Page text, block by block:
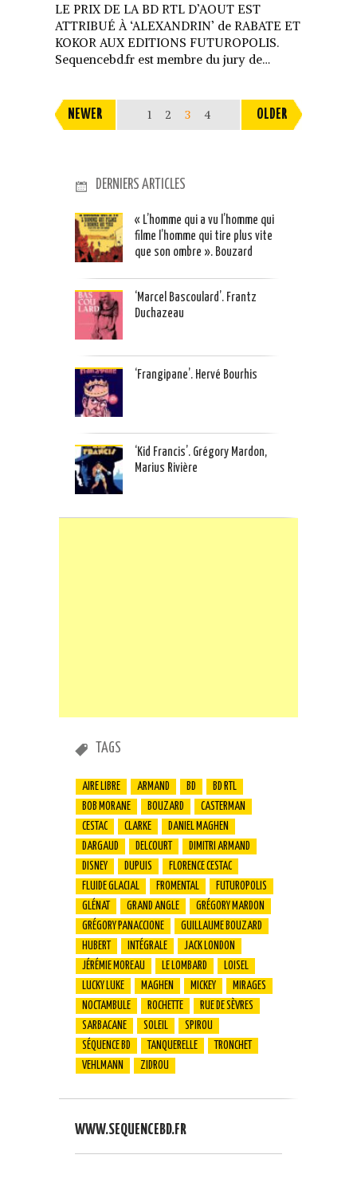
LE PRIX DE LA BD RTL D’AOUT EST
ATTRIBUÉ À ‘ALEXANDRIN’ de RABATE ET
KOKOR AUX EDITIONS FUTUROPOLIS.
Sequencebd.fr est membre du jury de…
NEWER 1 2 3 4 OLDER
DERNIERS ARTICLES
« L’homme qui a vu l’homme qui
filme l’homme qui tire plus vite
que son ombre ». Bouzard
‘Marcel Bascoulard’. Frantz
Duchazeau
‘Frangipane’. Hervé Bourhis
‘Kid Francis’. Grégory Mardon,
Marius Rivière
TAGS
AIRE LIBRE ARMAND BD
BD RTL
BOB MORANE
BOUZARD
CASTERMAN
CESTAC
CLARKE
DANIEL MAGHEN
DARGAUD
DELCOURT
DIMITRI ARMAND
DISNEY
DUPUIS
FLORENCE CESTAC
FLUIDE GLACIAL
FROMENTAL
FUTUROPOLIS
GLÉNAT
GRAND ANGLE
GRÉGORY MARDON
GRÉGORY PANACCIONE
GUILLAUME BOUZARD
HUBERT
INTÉGRALE
JACK LONDON
JÉRÉMIE MOREAU
LE LOMBARD
LOISEL
LUCKY LUKE
MAGHEN MICKEY
MIRAGES
NOCTAMBULE
ROCHETTE
RUE DE SÈVRES
SARBACANE
SOLEIL
SPIROU
SÉQUENCE BD
TANQUERELLE
TRONCHET
VEHLMANN
ZIDROU
WWW.SEQUENCEBD.FR